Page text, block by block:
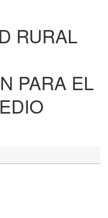
RURAL
PARA EL